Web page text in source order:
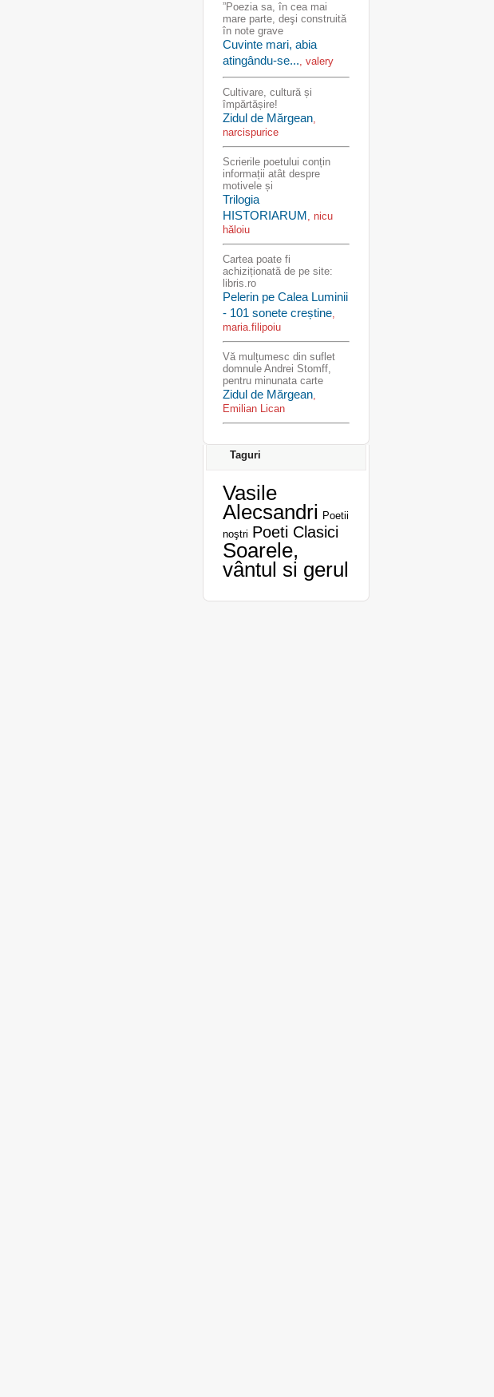
”Poezia sa, în cea mai
mare parte, deşi construită
în note grave
Cuvinte mari, abia
atingându-se..., valery
Cultivare, cultură și
împărtășire!
Zidul de Mărgean,
narcispurice
Scrierile poetului conțin
informații atât despre
motivele și
Trilogia
HISTORIARUM, nicu
hăloiu
Cartea poate fi
achiziționată de pe site:
libris.ro
Pelerin pe Calea Luminii
- 101 sonete creștine,
maria.filipoiu
Vă mulțumesc din suflet
domnule Andrei Stomff,
pentru minunata carte
Zidul de Mărgean,
Emilian Lican
Taguri
Vasile
Alecsandri Poetii
noştri Poeti Clasici
Soarele,
vântul si gerul